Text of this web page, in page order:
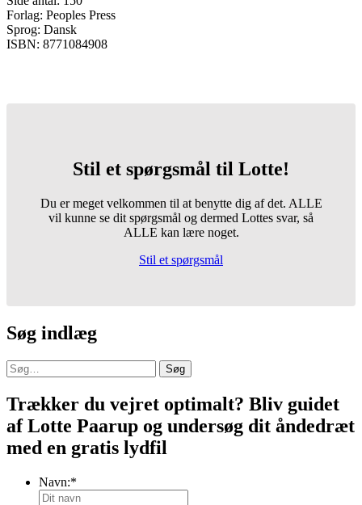
Forlag: Peoples Press
Sprog: Dansk
ISBN: 8771084908
Stil et spørgsmål til Lotte!
Du er meget velkommen til at benytte dig af det. ALLE
vil kunne se dit spørgsmål og dermed Lottes svar, så
ALLE kan lære noget.
Stil et spørgsmål
Søg indlæg
Søg
Trækker du vejret optimalt? Bliv guidet
af Lotte Paarup og undersøg dit åndedræt
med en gratis lydfil
Navn:*